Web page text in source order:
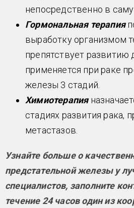
непосредственно в саму
Гормональная терапия
выработку организмом
препятствует развитию
применяется при раке
железы 3 стадий.
Химиотерапия
стадиях развития рака,
метастазов.
Узнайте больше о
предстательной железы у
специалистов, заполните
течение 24 часов один из